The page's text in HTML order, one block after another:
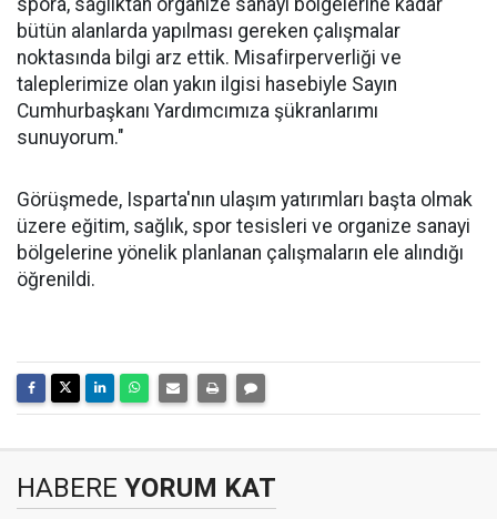
spora, sağlıktan organize sanayi bölgelerine kadar
bütün alanlarda yapılması gereken çalışmalar
noktasında bilgi arz ettik. Misafirperverliği ve
taleplerimize olan yakın ilgisi hasebiyle Sayın
Cumhurbaşkanı Yardımcımıza şükranlarımı
sunuyorum."
Görüşmede, Isparta'nın ulaşım yatırımları başta olmak
üzere eğitim, sağlık, spor tesisleri ve organize sanayi
bölgelerine yönelik planlanan çalışmaların ele alındığı
öğrenildi.
HABERE YORUM KAT